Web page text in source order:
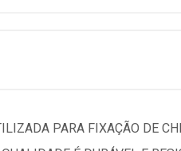
PARA FIXAÇÃO DE